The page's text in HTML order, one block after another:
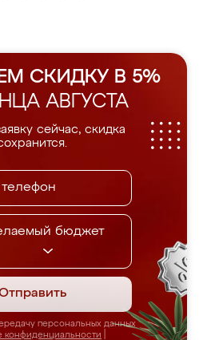
СКИДКУ В 5%
АВГУСТА
сейчас, скидка
бюджет
персональных данных
конфиденциальности